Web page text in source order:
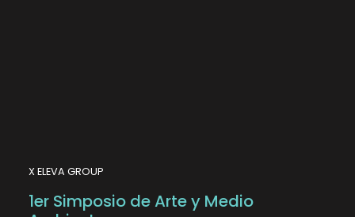
X ELEVA GROUP
1er Simposio de Arte y Medio